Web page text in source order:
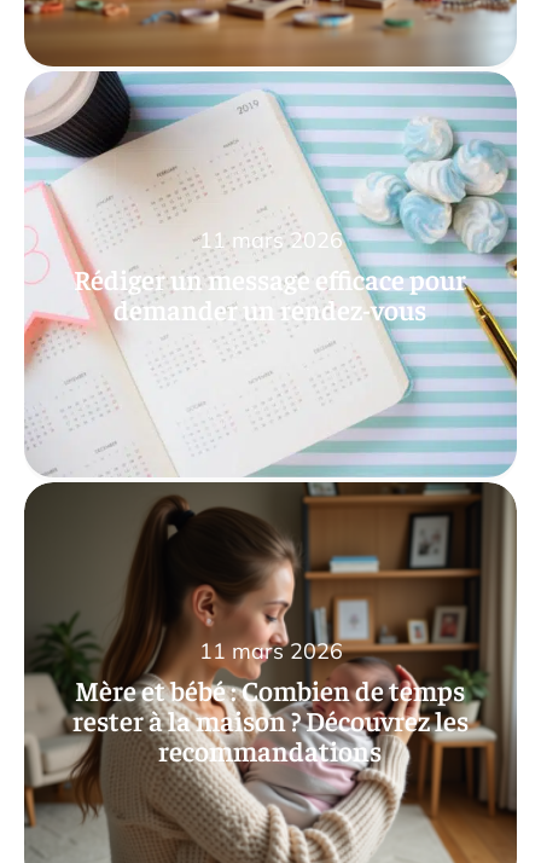
Rédiger un message efficace pour
demander un rendez-vous
11 mars 2026
Mère et bébé : Combien de temps
rester à la maison ? Découvrez les
recommandations
11 mars 2026